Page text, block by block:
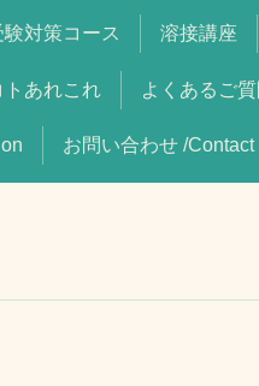
対策コース 溶接講座
トあれこれ よくあるご質
お問い合わせ /Contact